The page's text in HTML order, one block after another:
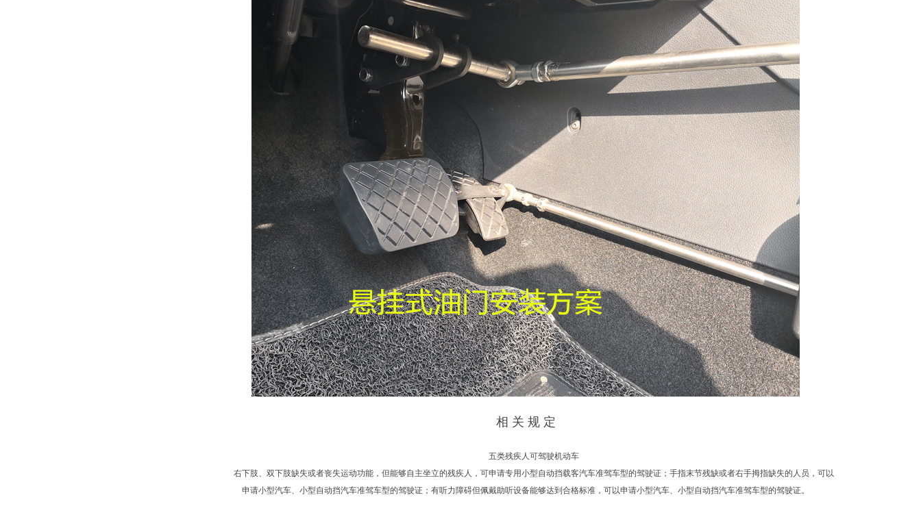
相 关 规 定
五类残疾人可驾驶机动车
右下肢、双下肢缺失或者丧失运动功能，但能够自主坐立的残疾人，可申请专用小型自动挡载客汽车准驾车型的驾驶证；手指末节残缺或者右手拇指缺失的人员，可以
申请小型汽车、小型自动挡汽车准驾车型的驾驶证；有听力障碍但佩戴助听设备能够达到合格标准，可以申请小型汽车、小型自动挡汽车准驾车型的驾驶证。